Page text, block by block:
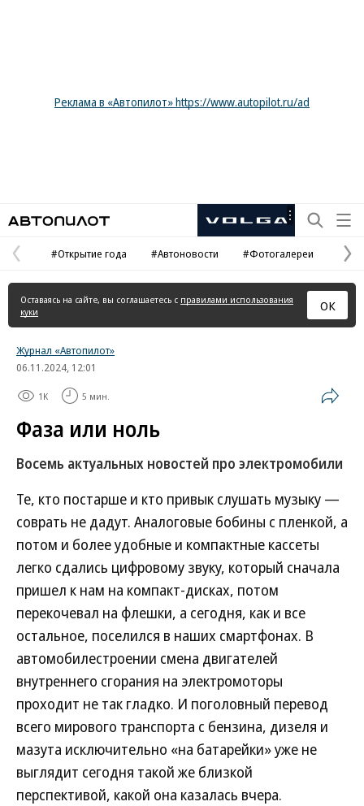
Реклама в «Автопилот» https://www.autopilot.ru/ad
Рекламная
Предыдущая
страница
#Открытие года #Автоновости #Фотогалереи
Оставаясь на сайте, вы соглашаетесь с правилами использования
куки
ОК
Журнал «Автопилот»
06.11.2024, 12:01
1K 5 мин.
Фаза или ноль
Восемь актуальных новостей про электромобили
Те, кто постарше и кто привык слушать музыку —
соврать не дадут. Аналоговые бобины с пленкой, а
потом и более удобные и компактные кассеты
легко сдались цифровому звуку, который сначала
пришел к нам на компакт-дисках, потом
перекочевал на флешки, а сегодня, как и все
остальное, поселился в наших смартфонах. В
автомобилестроении смена двигателей
внутреннего сгорания на электромоторы
проходит не так гладко. И поголовный перевод
всего мирового транспорта с бензина, дизеля и
мазута исключительно «на батарейки» уже не
выглядит сегодня такой же близкой
перспективой, какой она казалась вчера.